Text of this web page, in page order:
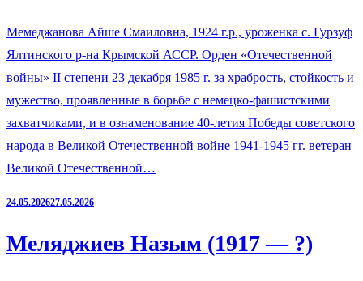
Мемеджанова Айше Смаиловна, 1924 г.р., уроженка с. Гурзуф
Ялтинского р-на Крымской АССР. Орден «Отечественной
войны» II степени 23 декабря 1985 г. за храбрость, стойкость и
мужество, проявленные в борьбе с немецко-фашистскими
захватчиками, и в ознаменование 40-летия Победы советского
народа в Великой Отечественной войне 1941-1945 гг. ветеран
Великой Отечественной…
24.05.202627.05.2026
Меляджиев Назым (1917 — ?)